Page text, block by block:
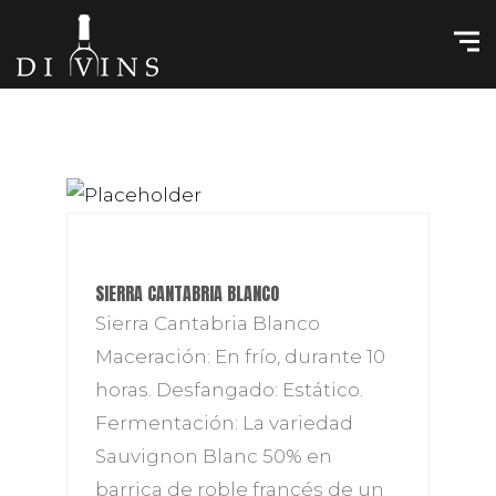
SIERRA CANTABRIA BLANCO
Sierra Cantabria Blanco
Maceración: En frío, durante 10
horas. Desfangado: Estático.
Fermentación: La variedad
Sauvignon Blanc 50% en
barrica de roble francés de un